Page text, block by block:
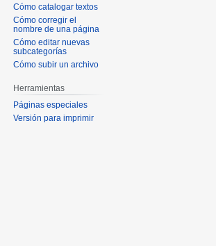
Cómo catalogar textos
Cómo corregir el
nombre de una página
Cómo editar nuevas
subcategorías
Cómo subir un archivo
Herramientas
Páginas especiales
Versión para imprimir